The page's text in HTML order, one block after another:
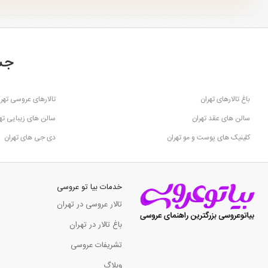
باغ تالارهای تهران
تالارهای عروسی
سالن های عقد تهران
سالن های زیبایی
کلینیک های پوست و مو تهران
دی جی های تهران
خدمات بیا تو عروسی
تالار عروسی در تهران
باغ تالار در تهران
تشریفات عروسی